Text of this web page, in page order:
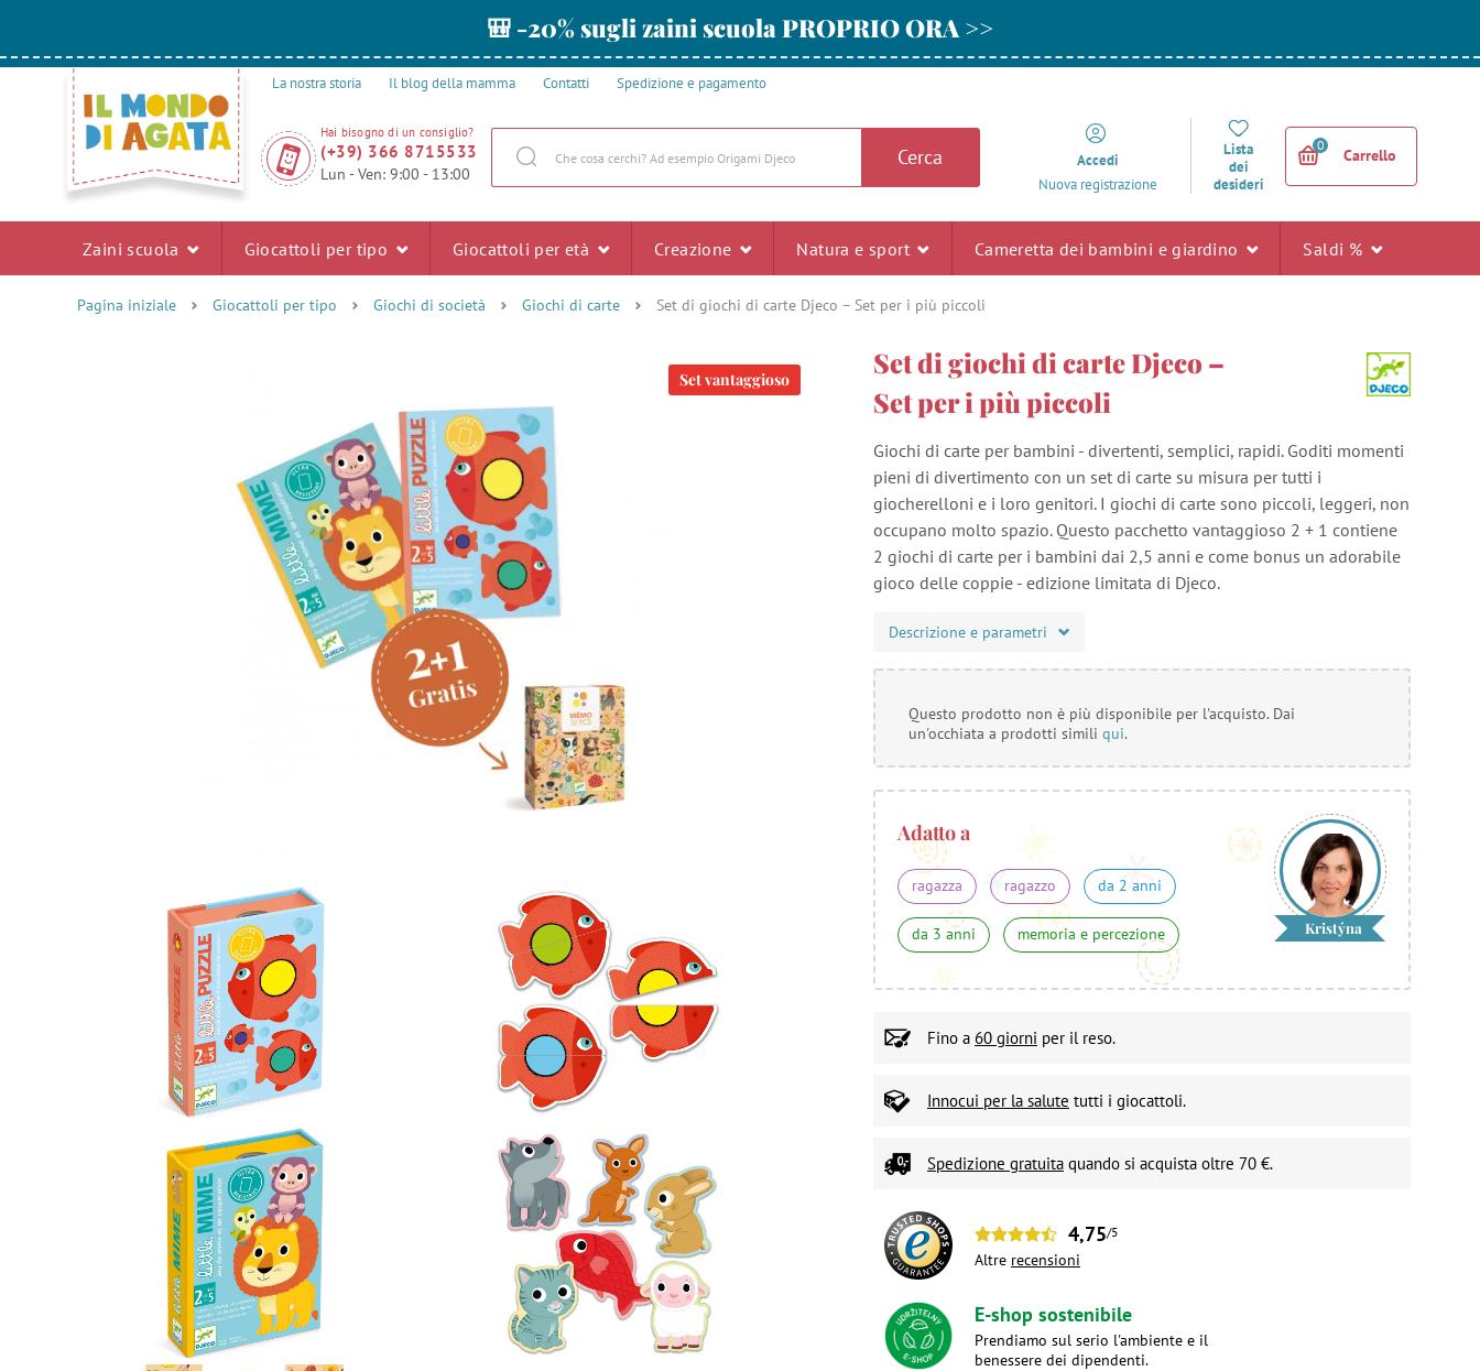
🎒 -20% sugli zaini scuola PROPRIO ORA >>
La nostra storia Il blog della mamma Contatti Spedizione e pagamento
Hai bisogno di un consiglio?
(+39) 366 8715533
Lun - Ven: 9:00 - 13:00
Cerca
Accedi
Nuova registrazione
Lista
dei
desideri
0
Carrello
Zaini scuola Giocattoli per tipo Giocattoli per età Creazione Natura e sport Cameretta dei bambini e giardino Saldi %
Pagina iniziale Giocattoli per tipo Giochi di società Giochi di carte Set di giochi di carte Djeco – Set per i più piccoli
Set vantaggioso
Set di giochi di carte Djeco –
Set per i più piccoli
Giochi di carte per bambini - divertenti, semplici, rapidi. Goditi momenti
pieni di divertimento con un set di carte su misura per tutti i
giocherelloni e i loro genitori. I giochi di carte sono piccoli, leggeri, non
occupano molto spazio. Questo pacchetto vantaggioso 2 + 1 contiene
2 giochi di carte per i bambini dai 2,5 anni e come bonus un adorabile
gioco delle coppie - edizione limitata di Djeco.
Descrizione e parametri
Questo prodotto non è più disponibile per l'acquisto. Dai
un'occhiata a prodotti simili qui.
Adatto a
ragazza ragazzo da 2 anni
da 3 anni memoria e percezione Kristýna
Fino a 60 giorni per il reso.
Innocui per la salute tutti i giocattoli.
Spedizione gratuita quando si acquista oltre 70 €.
4,75/5
Altre recensioni
E-shop sostenibile
Prendiamo sul serio l'ambiente e il
benessere dei dipendenti.